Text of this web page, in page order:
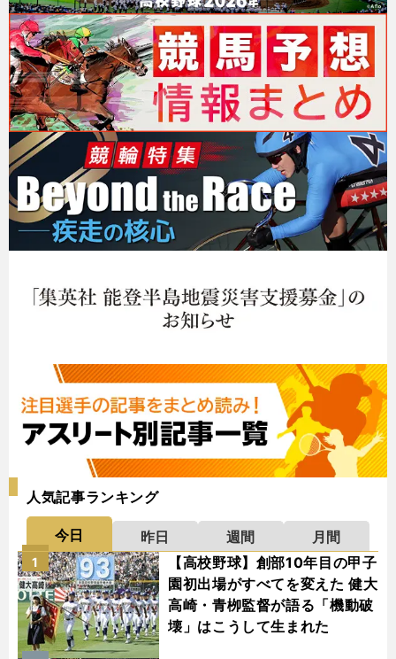
人気記事ランキング
今日 昨日 週間
月間
【高校野球】創部10年目の甲子
園初出場がすべてを変えた 健大
高崎・青栁監督が語る「機動破
壊」はこうして生まれた
1